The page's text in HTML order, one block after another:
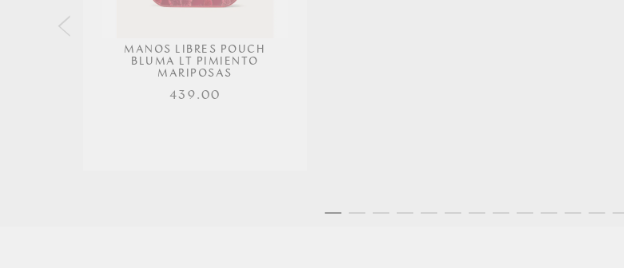
MANOS LIBRES POUCH
BLUMA LT PIMIENTO
MARIPOSAS
439.00